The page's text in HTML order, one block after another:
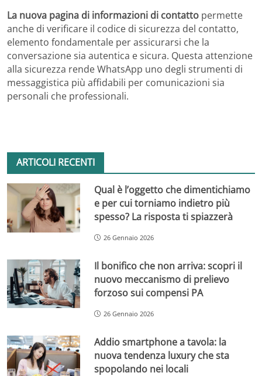
La nuova pagina di informazioni di contatto permette
anche di verificare il codice di sicurezza del contatto,
elemento fondamentale per assicurarsi che la
conversazione sia autentica e sicura. Questa attenzione
alla sicurezza rende WhatsApp uno degli strumenti di
messaggistica più affidabili per comunicazioni sia
personali che professionali.
ARTICOLI RECENTI
Qual è l’oggetto che dimentichiamo
e per cui torniamo indietro più
spesso? La risposta ti spiazzerà
26 Gennaio 2026
Il bonifico che non arriva: scopri il
nuovo meccanismo di prelievo
forzoso sui compensi PA
26 Gennaio 2026
Addio smartphone a tavola: la
nuova tendenza luxury che sta
spopolando nei locali